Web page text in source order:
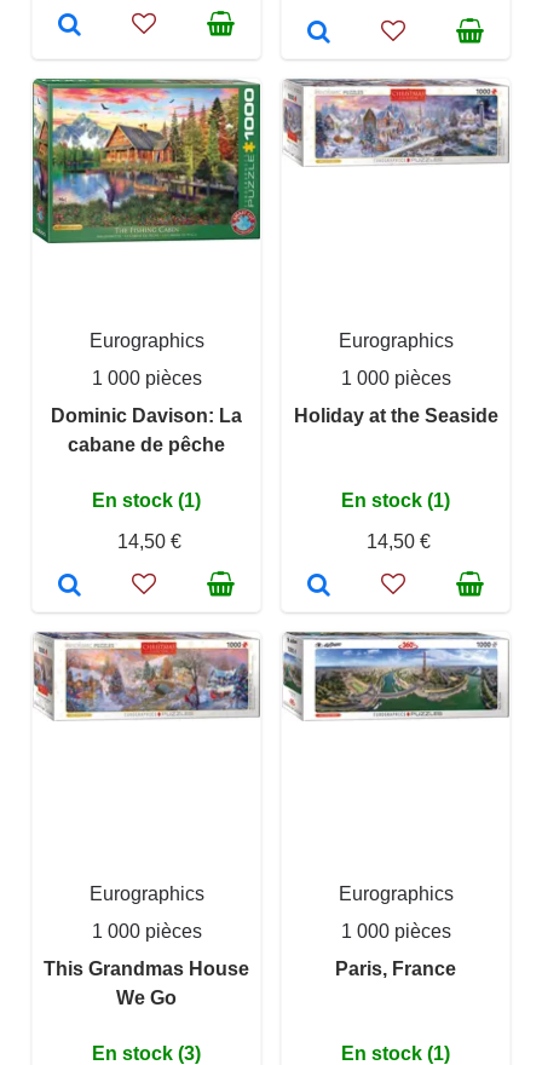
Eurographics
1 000 pièces
Dominic Davison: La
cabane de pêche
En stock (1)
14,50 €
Eurographics
1 000 pièces
Holiday at the Seaside
En stock (1)
14,50 €
Eurographics
1 000 pièces
This Grandmas House
We Go
En stock (3)
Eurographics
1 000 pièces
Paris, France
En stock (1)